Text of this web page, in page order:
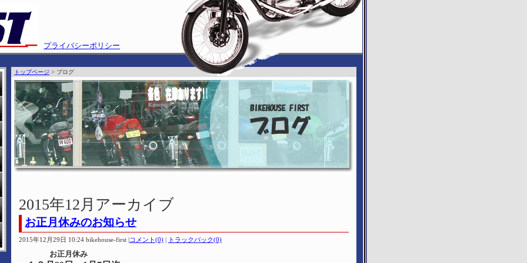
プライバシーポリシー
トップページ > ブログ
2015年12月アーカイブ
お正月休みのお知らせ
2015年12月29日 10:24 bikehouse-first |コメント(0) | トラックバック(0)
お正月休み